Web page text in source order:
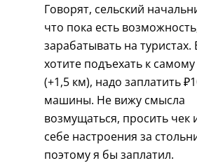
Говорят, сельский
что пока есть
зарабатывать на туристах.
хотите подъехать к самому
(+1,5 км), надо заплатить
машины. Не вижу смысла
возмущаться, просить чек
себе настроения за
поэтому я бы заплатил.